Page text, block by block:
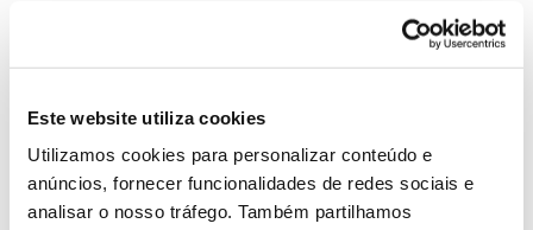
Este website utiliza cookies
Utilizamos cookies para personalizar conteúdo e
anúncios, fornecer funcionalidades de redes sociais e
analisar o nosso tráfego. Também partilhamos
meio caminho entre a aldeia da Macieira e a praia de
Porto Novo. A atividade, reservada a adultos (e
menores acompanhados), decorre das 09h00 às
Saiba mais